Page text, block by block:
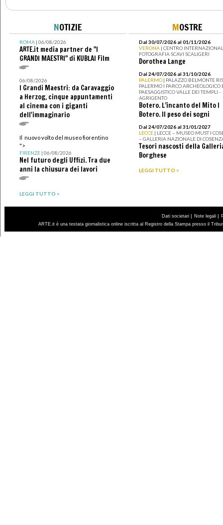
NOTIZIE
ROMA| 06/08/2026
ARTE.it media partner de "I
GRANDI MAESTRI" di KUBLAI Film
06/08/2026
I Grandi Maestri: da Caravaggio
a Herzog, cinque appuntamenti
al cinema con i giganti
dell'immaginario
Il nuovo volto del museo fiorentino
">
FIRENZE| 06/08/2026
Nel futuro degli Uffizi. Tra due
anni la chiusura dei lavori
LEGGI TUTTO >
MOSTRE
Dal 30/07/2026 al 01/11/2026
VERONA | CENTRO
FOTOGRAFIA SCAVI SCALIGERI
Dorothea Lange
Dal 24/07/2026 al 31/10/2026
PALERMO | PALAZZO BELMONTE
PALERMO I PARCO ARCHEOLOGICO
PAESAGGISTICO VALLE DEI TEMPLI -
AGRIGENTO
Botero. L’incanto del Mito I
Botero. Il peso dei sogni
Dal 24/07/2026 al 31/01/2027
LECCE | LECCE – MUSEO MUST I
– GALLERIA NAZIONALE DI
Tesori nascosti della
Borghese
LEGGI TUTTO >
Dati societari | Note legali |
ARTE.it è una testata giornalistica online iscritta al Registro della Stampa presso il